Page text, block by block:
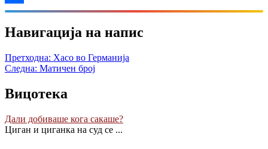
Share
Навигација на напис
Претходна: Хасо во Германија
Следна: Матичен број
Вицотека
Дали добиваше кога сакаше?
Циган и циганка на суд се ...